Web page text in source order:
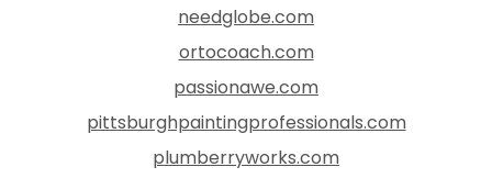
needglobe.com
ortocoach.com
passionawe.com
pittsburghpaintingprofessionals.com
plumberryworks.com